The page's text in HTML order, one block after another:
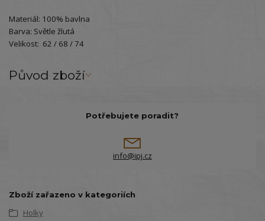
Materiál: 100% bavlna
Barva: Světle žlutá
Velikost: 62 / 68 / 74
Původ zboží
Potřebujete poradit?
info@ipj.cz
Zboží zařazeno v kategoriích
Holky